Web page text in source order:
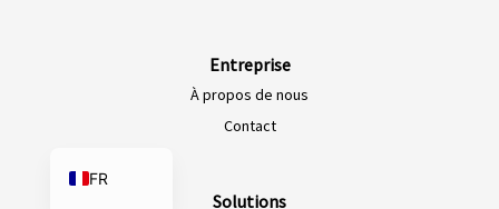
Entreprise
À propos de nous
Contact
Solutions
FR